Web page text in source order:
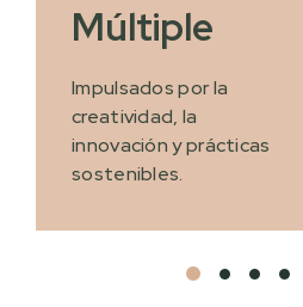
Múltiple
Impulsados por la
creatividad, la
innovación y prácticas
sostenibles.